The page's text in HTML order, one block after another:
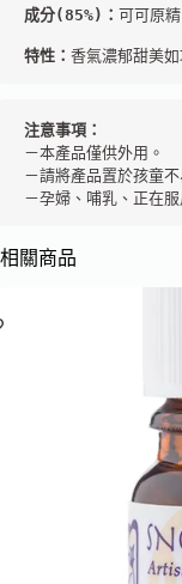
成分(85%)： 可可原
特性： 香氣濃郁甜美
注意事項：
－本產品僅供外用。
－請將產品置於孩童
－孕婦、哺乳、正在
相關商品